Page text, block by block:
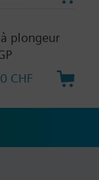
plongeur
CHF